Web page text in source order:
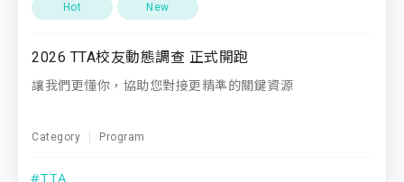
Hot New
2026 TTA校友動態調查 正式開跑
讓我們更懂你，協助您對接更精準的關鍵資源
Category Program
#TTA